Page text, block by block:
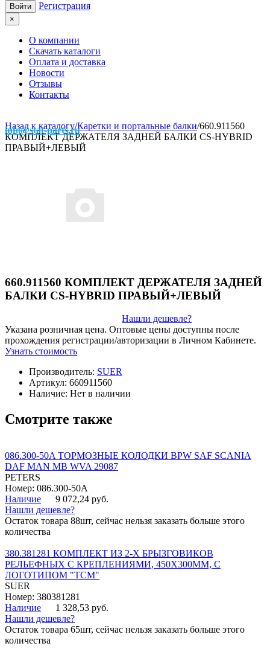
Регистрация
×
О компании
Скачать каталоги
Оплата и доставка
Новости
Отзывы
Контакты
info@stat-parts.ru
Назад к каталогу/Каретки и портальные балки/660.911560
КОМПЛЕКТ ДЕРЖАТЕЛЯ ЗАДНЕЙ БАЛКИ CS-HYBRID
ПРАВЫЙ+ЛЕВЫЙ
660.911560 КОМПЛЕКТ ДЕРЖАТЕЛЯ ЗАДНЕЙ
БАЛКИ CS-HYBRID ПРАВЫЙ+ЛЕВЫЙ
Нашли дешевле?
Указана розничная цена. Оптовые цены доступны после
прохождения регистрации/авторизации в Личном Кабинете.
Узнать стоимость
Производитель: SUER
Артикул: 660911560
Наличие: Нет в наличии
Смотрите также
086.300-50A ТОРМОЗНЫЕ КОЛОДКИ BPW SAF SCANIA
DAF MAN MB WVA 29087
PETERS
Номер: 086.300-50A
Наличие
9 072,24 руб.
Нашли дешевле?
Остаток товара 88шт, сейчас нельзя заказать больше этого
количества
380.381281 КОМПЛЕКТ ИЗ 2-Х БРЫЗГОВИКОВ
РЕЛЬЕФНЫХ С КРЕПЛЕНИЯМИ, 450Х300ММ, С
ЛОГОТИПОМ "ТСМ"
SUER
Номер: 380381281
Наличие
1 328,53 руб.
Нашли дешевле?
Остаток товара 65шт, сейчас нельзя заказать больше этого
количества